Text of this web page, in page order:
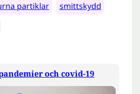
partiklar
smittskydd
och covid-19